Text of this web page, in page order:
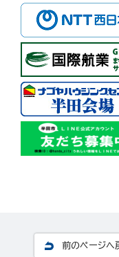
前のページへ